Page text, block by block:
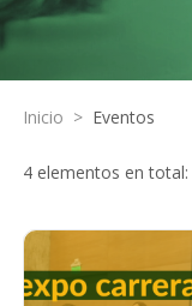
Inicio > Eventos
4 elementos en total: